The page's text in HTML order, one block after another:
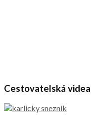
Cestovatelská videa